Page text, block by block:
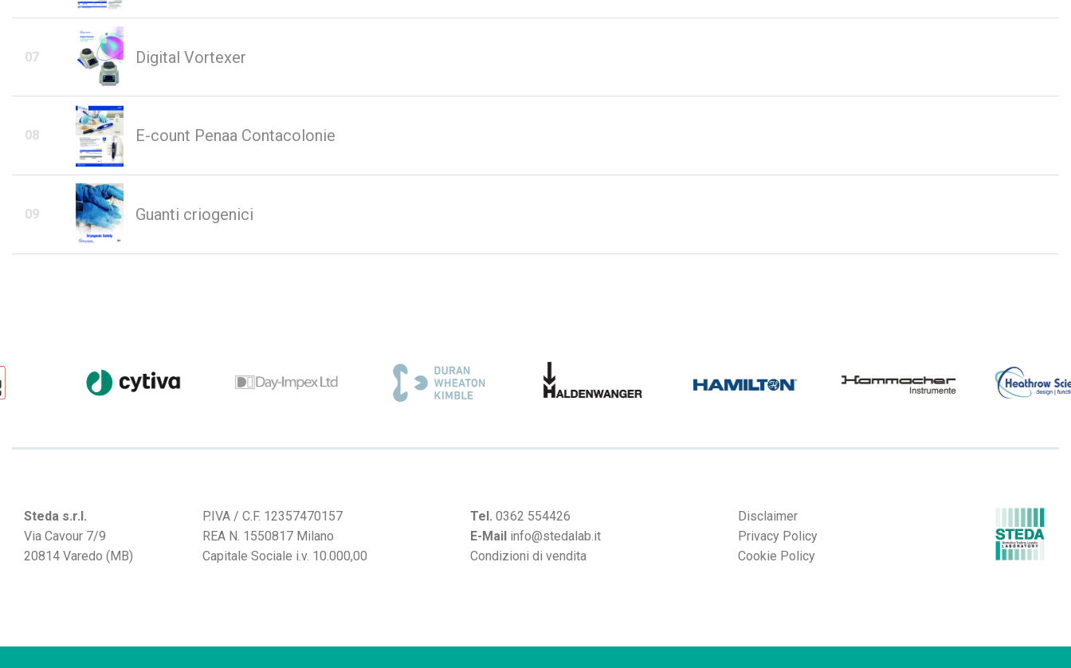
Digital Vortexer
E-count Penaa Contacolonie
Guanti criogenici
Steda s.r.l.
Via Cavour 7/9
20814 Varedo (MB)
P.IVA / C.F. 12357470157
REA N. 1550817 Milano
Capitale Sociale i.v. 10.000,00
Tel. 0362 554426
E-Mail info@stedalab.it
Condizioni di vendita
Disclaimer
Privacy Policy
Cookie Policy